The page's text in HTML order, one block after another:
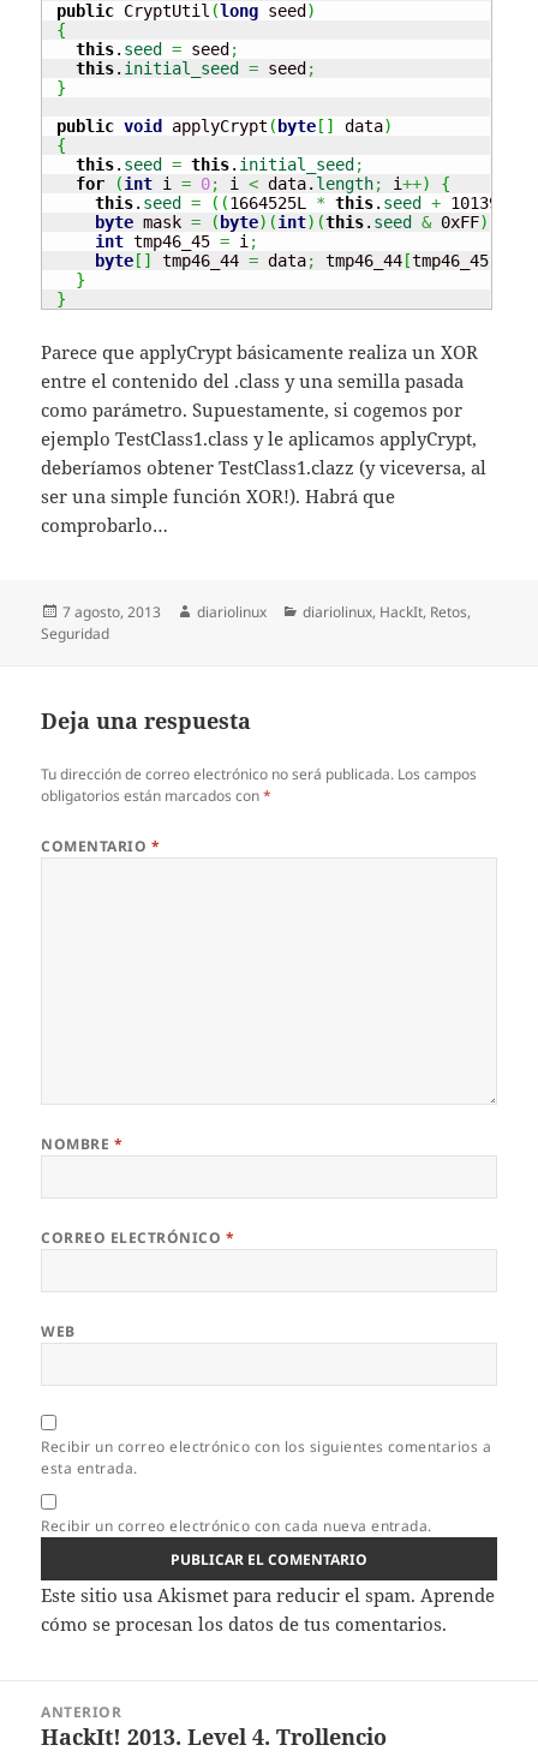
public CryptUtil (long seed )
{
this. seed = seed ;
this. initial_seed = seed ;
}
public void applyCrypt ( byte [ ] data)
{
this. seed = this. initial_seed ;
for
(int i = 0; i < data. length; i++)
{
this. seed = ( (1664525L * this. seed +
byte mask = ( byte) (int) (this. seed & 0xFF)
int tmp46_45 = i;
byte [ ] tmp46_44 = data; tmp46_44 [tmp46_45
}
}
Parece que applyCrypt básicamente realiza un XOR
entre el contenido del .class y una semilla pasada
como parámetro. Supuestamente, si cogemos por
ejemplo TestClass1.class y le aplicamos applyCrypt,
deberíamos obtener TestClass1.clazz (y viceversa, al
ser una simple función XOR!). Habrá que
comprobarlo…
Publicado
el
7 agosto, 2013 Autor
diariolinux Categorías
diariolinux, HackIt, Retos,
Seguridad
Deja una respuesta
Tu dirección de correo electrónico no será publicada. Los campos
obligatorios están marcados con*
COMENTARIO *
NOMBRE *
CORREO ELECTRÓNICO *
WEB
Recibir un correo electrónico con los siguientes comentarios a
esta entrada.
Recibir un correo electrónico con cada nueva entrada.
Este sitio usa Akismet para reducir el spam.Aprende
cómo se procesan los datos de tus comentarios.
entradas
ANTERIOR
Entrada
HackIt! 2013. Level 4. Trollencio